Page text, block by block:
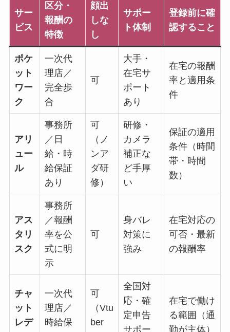
サー
ビス
区分・
報酬の
特徴
顔出
しな
し
サポー
ト体制
登録前に確
認すること
ポケ
ット
ワー
ク
一次代
理店／
完全歩
合
可
大手・
在宅サ
ポート
あり
在宅の報酬
率と適用条
件
アリ
ュー
ル
事務所
／日
給・時
給保証
あり
可
（ノ
ンア
ダ研
修）
研修・
カメラ
補正な
ど手厚
い
保証の適用
条件（時間
帯・時間
数）
アス
タリ
スク
事務所
／報酬
率を公
式に明
示
可
身バレ
対策に
強み
在宅対応の
可否・最新
の報酬率
チャ
ット
レデ
一次代
理店／
時給保
可
（Vtu
ber
全国対
応・確
定申告
サポー
在宅で働け
る範囲（通
勤が主体）